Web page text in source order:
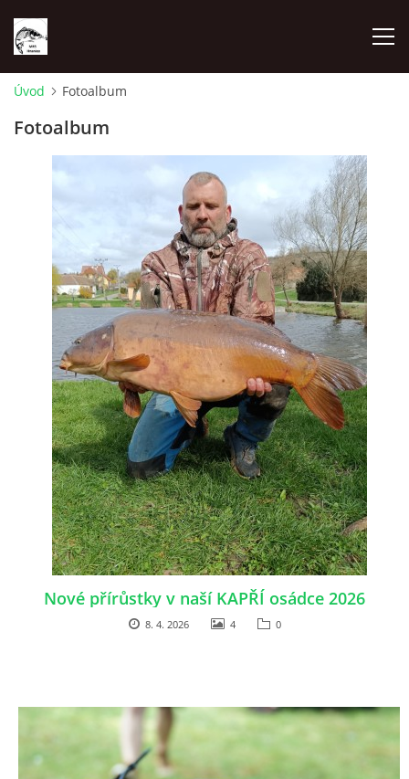
RYBÁŘSKÝ ŘÁD
CENÍK POVOLENEK
MAPA LOVNÝCH MÍST
FOTOALBUM
KONTAKT
OBCHODNÍ PODMÍNKY
OCHRANA SOUKROMÍ
669 02
Znojmo
IČ: 266 237 06
Úvod Fotoalbum
Fotoalbum
Nové přírůstky v naší KAPŘÍ osádce 2026
8. 4. 2026 4 0